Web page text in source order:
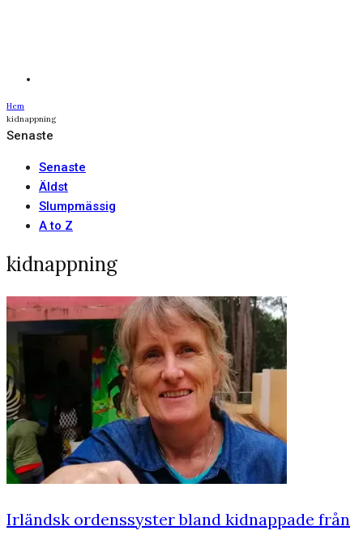
Hem
kidnappning
Senaste
Senaste
Äldst
Slumpmässig
A to Z
kidnappning
Irländsk ordenssyster bland kidnappade från